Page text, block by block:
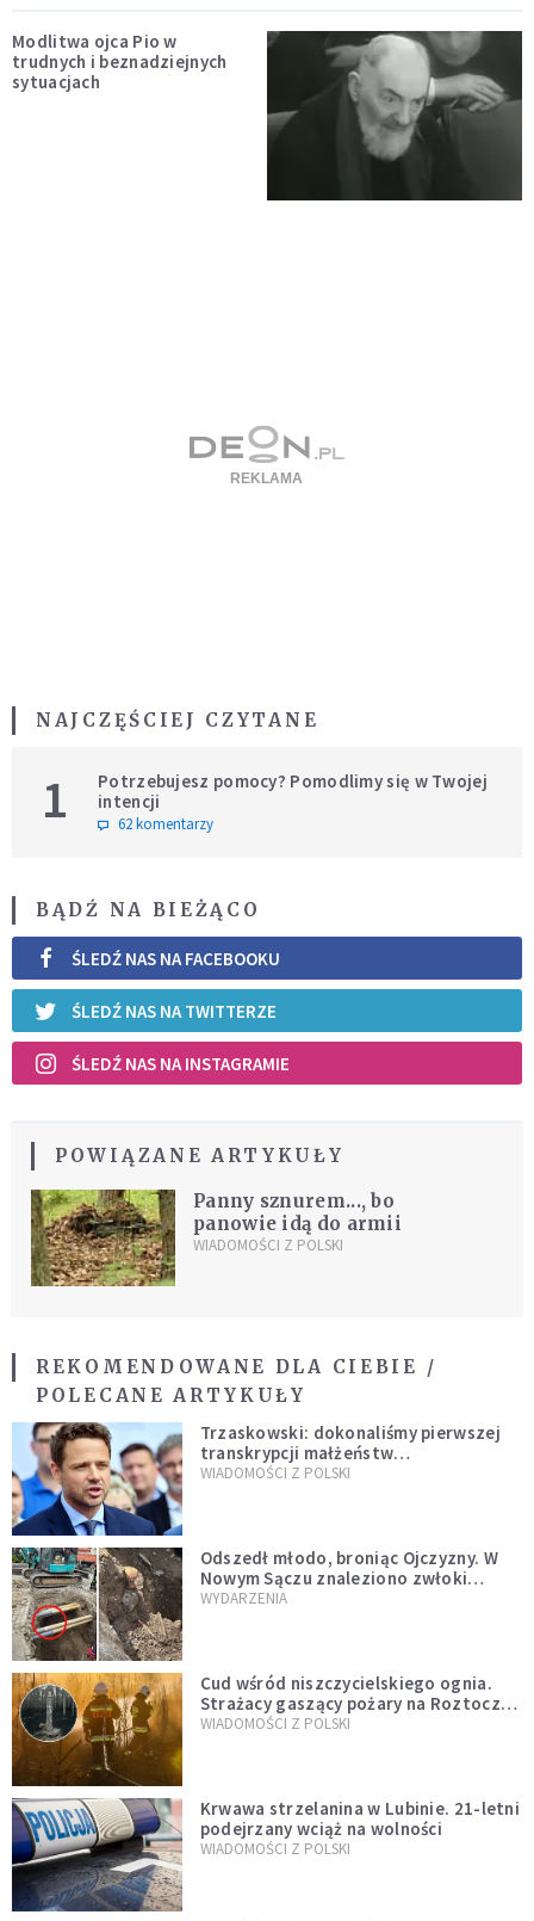
Modlitwa ojca Pio w
trudnych i beznadziejnych
sytuacjach
NAJCZĘŚCIEJ CZYTANE
1
Potrzebujesz pomocy? Pomodlimy się w Twojej
intencji
62 komentarzy
BĄDŹ NA BIEŻĄCO
ŚLEDŹ NAS NA FACEBOOKU
ŚLEDŹ NAS NA TWITTERZE
ŚLEDŹ NAS NA INSTAGRAMIE
POWIĄZANE ARTYKUŁY
Panny sznurem..., bo
panowie idą do armii
WIADOMOŚCI Z POLSKI
REKOMENDOWANE DLA CIEBIE /
POLECANE ARTYKUŁY
Trzaskowski: dokonaliśmy pierwszej
transkrypcji małżeństw
jednopłciowych. “Tak jak
WIADOMOŚCI Z POLSKI
Odszedł młodo, broniąc Ojczyzny. W
Nowym Sączu znaleziono zwłoki
mężczyzny z czasów potopu
WYDARZENIA
Cud wśród niszczycielskiego ognia.
Strażacy gaszący pożary na Roztoczu
opublikowali niezwykłe zdjęcie
WIADOMOŚCI Z POLSKI
Krwawa strzelanina w Lubinie. 21-letni
podejrzany wciąż na wolności
WIADOMOŚCI Z POLSKI